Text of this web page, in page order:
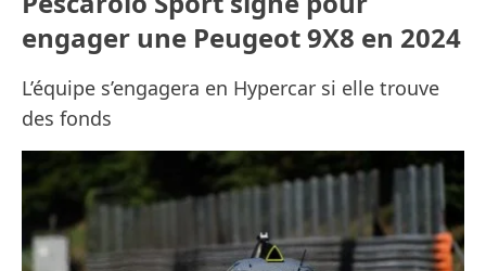
engager une Peugeot 9X8 en 2024
L’équipe s’engagera en Hypercar si elle trouve
des fonds